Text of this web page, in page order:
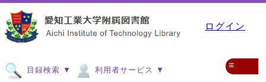
ログイン
目録検索 ▼ 利用者サービス ▼ ≡